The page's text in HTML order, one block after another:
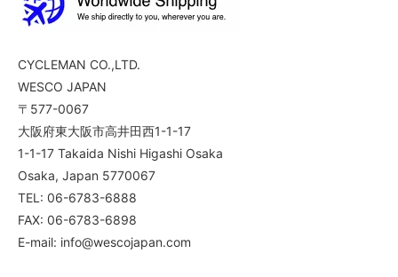
CYCLEMAN CO.,LTD.
WESCO JAPAN
〒577-0067
大阪府東大阪市高井田西1-1-17
1-1-17 Takaida Nishi Higashi Osaka
Osaka, Japan 5770067
TEL: 06-6783-6888
FAX: 06-6783-6898
E-mail: info@wescojapan.com